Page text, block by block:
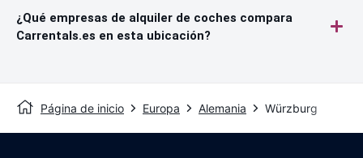
¿Qué empresas de alquiler de coches compara
Carrentals.es en esta ubicación?
Página de inicio Europa Alemania Würzburg